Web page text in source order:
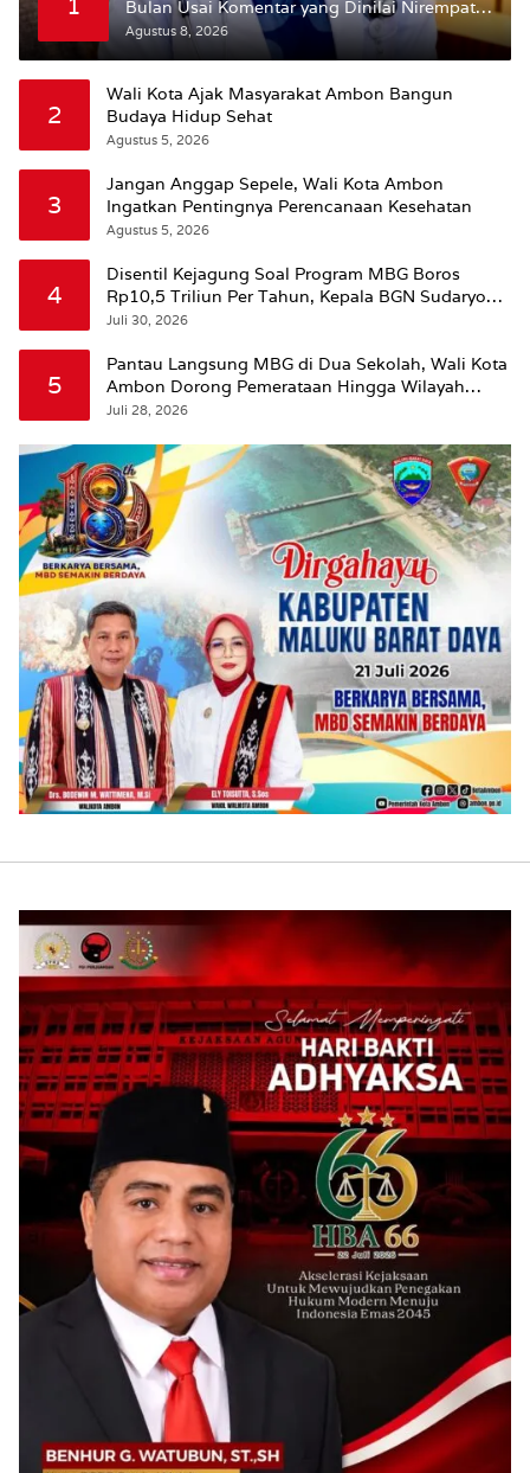
Bulan Usai Komentar yang Dinilai Nirempati
ke Pasien BPJS
Agustus 8, 2026
2
Wali Kota Ajak Masyarakat Ambon Bangun
Budaya Hidup Sehat
Agustus 5, 2026
3
Jangan Anggap Sepele, Wali Kota Ambon
Ingatkan Pentingnya Perencanaan Kesehatan
Agustus 5, 2026
4
Disentil Kejagung Soal Program MBG Boros
Rp10,5 Triliun Per Tahun, Kepala BGN Sudaryono
Beri Penjelasan
Juli 30, 2026
5
Pantau Langsung MBG di Dua Sekolah, Wali Kota
Ambon Dorong Pemerataan Hingga Wilayah
Leitimur Selatan
Juli 28, 2026